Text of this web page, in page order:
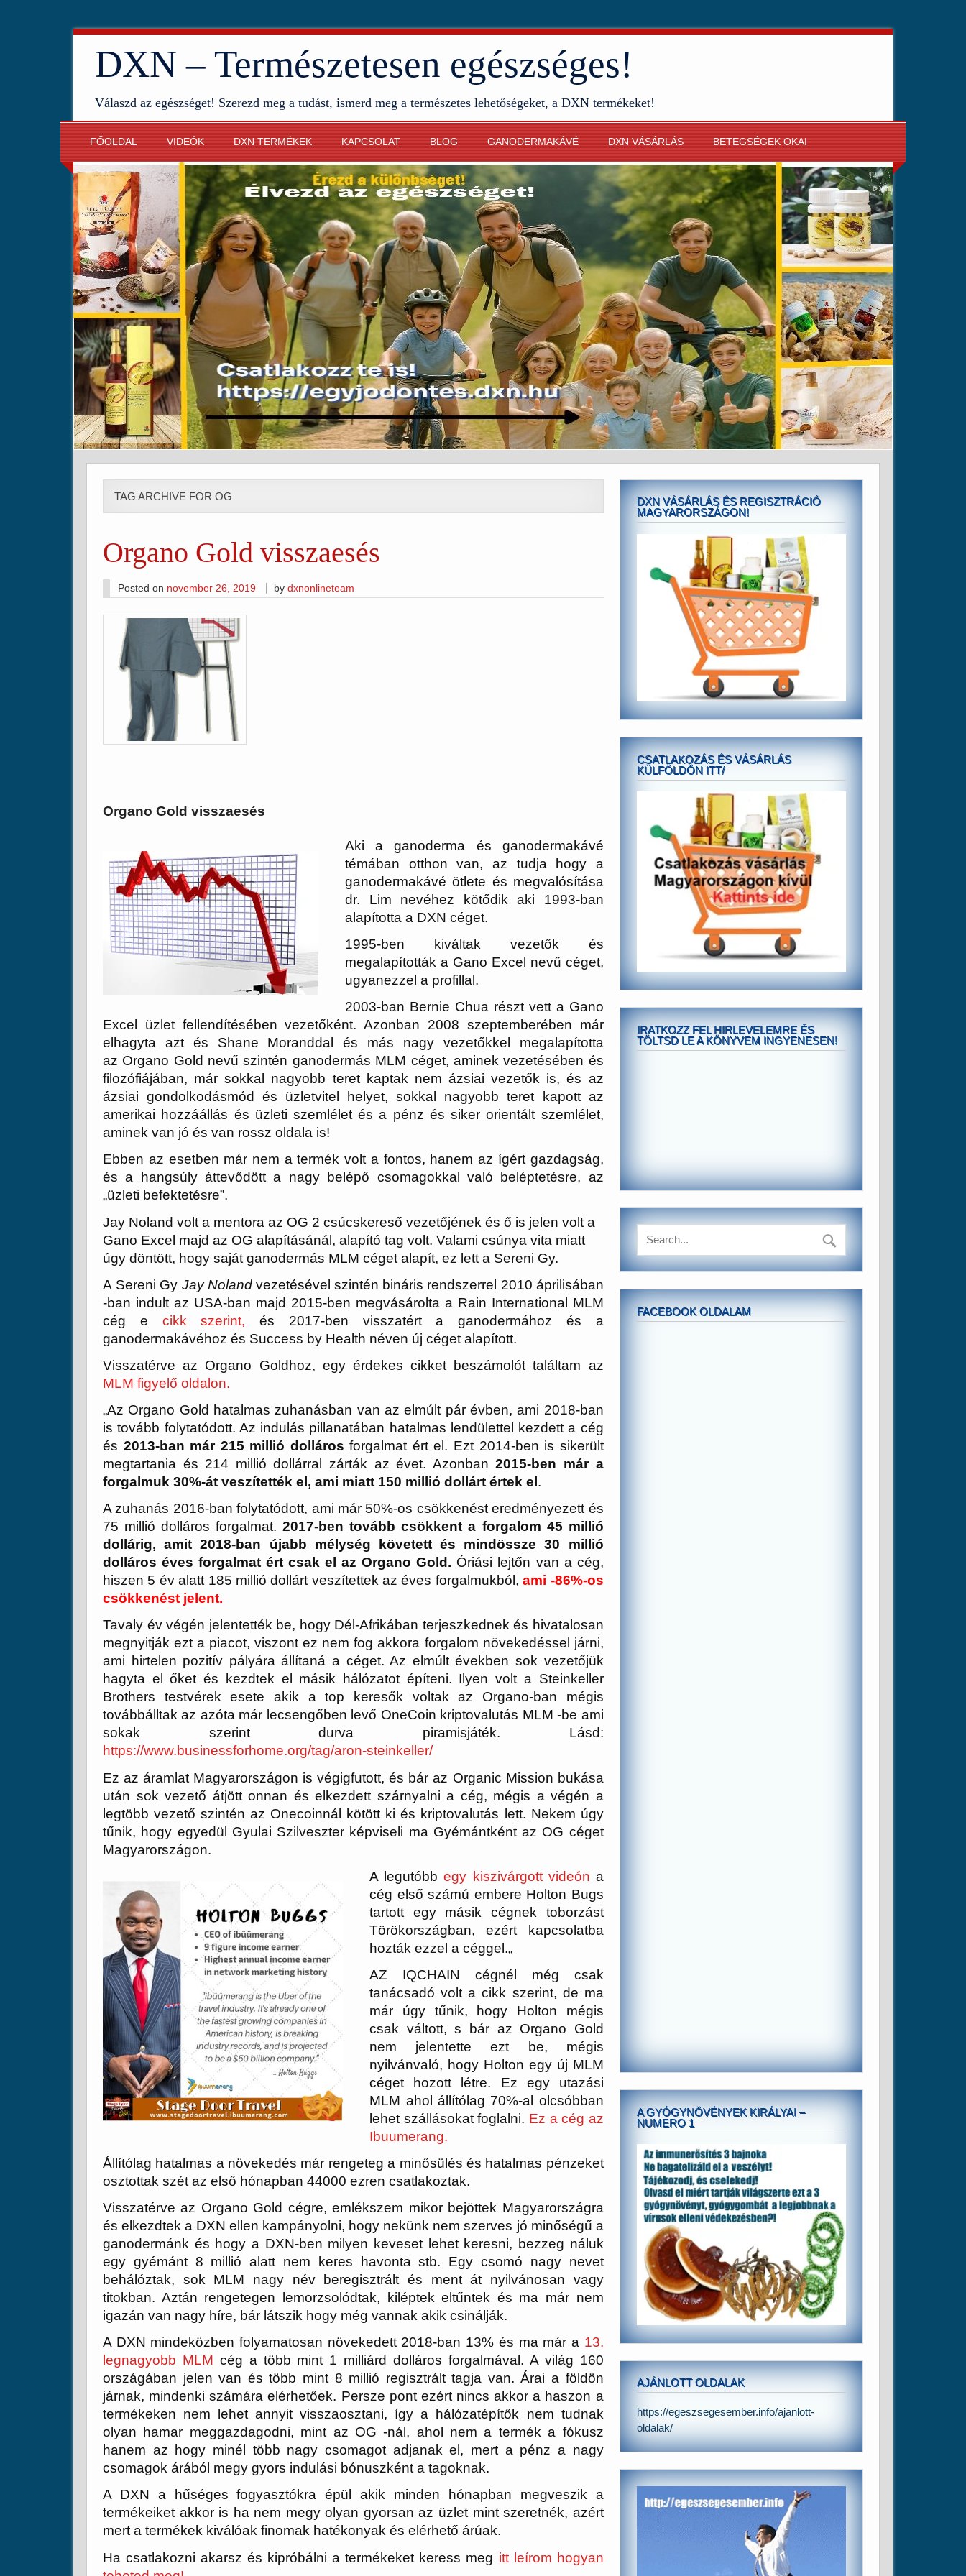
DXN – Természetesen egészséges!
Válaszd az egészséget! Szerezd meg a tudást, ismerd meg a természetes lehetőségeket, a DXN termékeket!
FŐOLDAL VIDEÓK DXN TERMÉKEK KAPCSOLAT BLOG GANODERMAKÁVÉ DXN VÁSÁRLÁS BETEGSÉGEK OKAI
TAG ARCHIVE FOR OG
Organo Gold visszaesés
Posted on november 26, 2019 bydxnonlineteam
Organo Gold visszaesés
Aki a ganoderma és ganodermakávé
témában otthon van, az tudja hogy a
ganodermakávé ötlete és megvalósítása
dr. Lim nevéhez kötődik aki 1993-ban
alapította a DXN céget.
1995-ben kiváltak vezetők és
megalapították a Gano Excel nevű céget,
ugyanezzel a profillal.
2003-ban Bernie Chua részt vett a Gano
Excel
üzlet fellendítésében vezetőként. Azonban 2008 szeptemberében már
elhagyta azt és Shane Moranddal és más nagy vezetőkkel megalapította
az Organo Gold nevű szintén ganodermás MLM céget, aminek vezetésében és
filozófiájában, már sokkal nagyobb teret kaptak nem ázsiai vezetők is, és az
ázsiai gondolkodásmód és üzletvitel helyet, sokkal nagyobb teret kapott az
amerikai hozzáállás és üzleti szemlélet és a pénz és siker orientált szemlélet,
aminek van jó és van rossz oldala is!
Ebben az esetben már nem a termék volt a fontos, hanem az ígért gazdagság,
és a hangsúly áttevődött a nagy belépő csomagokkal való beléptetésre, az
„üzleti befektetésre”.
Jay Noland volt a mentora az OG 2 csúcskereső vezetőjének és ő is jelen volt a
Gano Excel majd az OG alapításánál, alapító tag volt. Valami csúnya vita miatt
úgy döntött, hogy saját ganodermás MLM céget alapít, ez lett a Sereni Gy.
A Sereni Gy Jay Noland vezetésével szintén bináris rendszerrel 2010 áprilisában
-ban indult az USA-ban majd 2015-ben megvásárolta a Rain International MLM
cég e cikk szerint, és 2017-ben visszatért a ganodermához és a
ganodermakávéhoz és Success by Health néven új céget alapított.
Visszatérve az Organo Goldhoz, egy érdekes cikket beszámolót találtam az
MLM figyelő oldalon.
„Az Organo Gold hatalmas zuhanásban van az elmúlt pár évben, ami 2018-ban
is tovább folytatódott. Az indulás pillanatában hatalmas lendülettel kezdett a cég
és 2013-ban már 215 millió dolláros forgalmat ért el. Ezt 2014-ben is sikerült
megtartania és 214 millió dollárral zárták az évet. Azonban2015-ben már a
forgalmuk 30%-át veszítették el, ami miatt 150 millió dollárt értek el .
A zuhanás 2016-ban folytatódott, ami már 50%-os csökkenést eredményezett és
75 millió dolláros forgalmat.2017-ben tovább csökkent a forgalom 45 millió
dollárig, amit 2018-ban újabb mélység követett és mindössze 30 millió
dolláros éves forgalmat ért csak el az Organo Gold. Óriási lejtőn van a cég,
hiszen 5 év alatt 185 millió dollárt veszítettek az éves forgalmukból,ami -86%-os
csökkenést jelent.
Tavaly év végén jelentették be, hogy Dél-Afrikában terjeszkednek és hivatalosan
megnyitják ezt a piacot, viszont ez nem fog akkora forgalom növekedéssel járni,
ami hirtelen pozitív pályára állítaná a céget. Az elmúlt években sok vezetőjük
hagyta el őket és kezdtek el másik hálózatot építeni. Ilyen volt a Steinkeller
Brothers testvérek esete akik a top keresők voltak az Organo-ban mégis
továbbálltak az azóta már lecsengőben levő OneCoin kriptovalutás MLM -be ami
sokak szerint durva piramisjáték. Lásd:
https://www.businessforhome.org/tag/aron-steinkeller/
Ez az áramlat Magyarországon is végigfutott, és bár az Organic Mission bukása
után sok vezető átjött onnan és elkezdett szárnyalni a cég, mégis a végén a
legtöbb vezető szintén az Onecoinnál kötött ki és kriptovalutás lett. Nekem úgy
tűnik, hogy egyedül Gyulai Szilveszter képviseli ma Gyémántként az OG céget
Magyarországon.
A legutóbbegy kiszivárgott videón a
cég első számú embere Holton Bugs
tartott egy másik cégnek toborzást
Törökországban, ezért kapcsolatba
hozták ezzel a céggel.„
AZ IQCHAIN cégnél még csak
tanácsadó volt a cikk szerint, de ma
már úgy tűnik, hogy Holton mégis
csak váltott, s bár az Organo Gold
nem jelentette ezt be, mégis
nyilvánvaló, hogy Holton egy új MLM
céget hozott létre. Ez egy utazási
MLM ahol állítólag 70%-al olcsóbban
lehet szállásokat foglalni. Ez a cég az
Ibuumerang.
Állítólag hatalmas a növekedés már rengeteg a minősülés és hatalmas pénzeket
osztottak szét az első hónapban 44000 ezren csatlakoztak.
Visszatérve az Organo Gold cégre, emlékszem mikor bejöttek Magyarországra
és elkezdtek a DXN ellen kampányolni, hogy nekünk nem szerves jó minőségű a
ganodermánk és hogy a DXN-ben milyen keveset lehet keresni, bezzeg náluk
egy gyémánt 8 millió alatt nem keres havonta stb. Egy csomó nagy nevet
behálóztak, sok MLM nagy név beregisztrált és ment át nyilvánosan vagy
titokban. Aztán rengetegen lemorzsolódtak, kiléptek eltűntek és ma már nem
igazán van nagy híre, bár látszik hogy még vannak akik csinálják.
A DXN mindeközben folyamatosan növekedett 2018-ban 13% és ma már a 13.
legnagyobb MLM cég a több mint 1 milliárd dolláros forgalmával. A világ 160
országában jelen van és több mint 8 millió regisztrált tagja van. Árai a földön
járnak, mindenki számára elérhetőek. Persze pont ezért nincs akkor a haszon a
termékeken nem lehet annyit visszaosztani, így a hálózatépítők nem tudnak
olyan hamar meggazdagodni, mint az OG -nál, ahol nem a termék a fókusz
hanem az hogy minél több nagy csomagot adjanak el, mert a pénz a nagy
csomagok árából megy gyors indulási bónuszként a tagoknak.
A DXN a hűséges fogyasztókra épül akik minden hónapban megveszik a
termékeiket akkor is ha nem megy olyan gyorsan az üzlet mint szeretnék, azért
mert a termékek kiválóak finomak hatékonyak és elérhető árúak.
Ha csatlakozni akarsz és kipróbálni a termékeket keress meg itt leírom hogyan
DXN VÁSÁRLÁS ÉS REGISZTRÁCIÓ
MAGYARORSZÁGON!
CSATLAKOZÁS ÉS VÁSÁRLÁS
KÜLFÖLDÖN ITT/
IRATKOZZ FEL HIRLEVELEMRE ÉS
TÖLTSD LE A KÖNYVEM INGYENESEN!
FACEBOOK OLDALAM
A GYÓGYNÖVÉNYEK KIRÁLYAI –
NUMERO 1
AJÁNLOTT OLDALAK
https://egeszsegesember.info/ajanlott-
oldalak/